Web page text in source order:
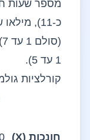
כ-11),
1 עד 5).
קורלציות
חונכות (X)